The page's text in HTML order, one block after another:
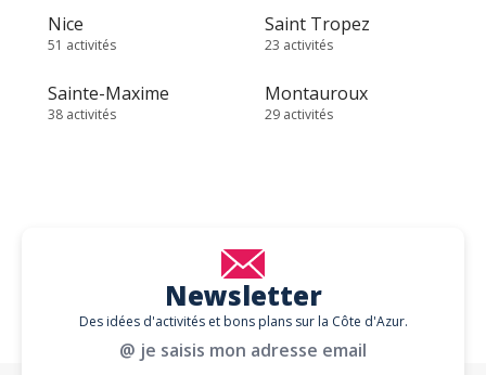
Nice
51 activités
Saint Tropez
23 activités
Sainte-Maxime
38 activités
Montauroux
29 activités
Newsletter
Des idées d'activités et bons plans sur la Côte d'Azur.
@ je saisis mon adresse email